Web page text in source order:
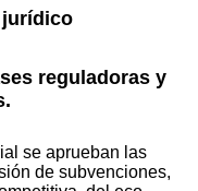
reguladoras y
se aprueban las
de subvenciones,